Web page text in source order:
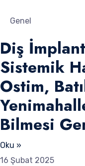
Genel
Diş
Sistemik
Ostim,
Bilmesi
Oku »
16 Şubat 2025